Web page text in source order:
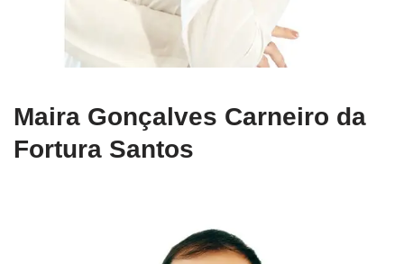
Maira Gonçalves Carneiro da
Fortura Santos